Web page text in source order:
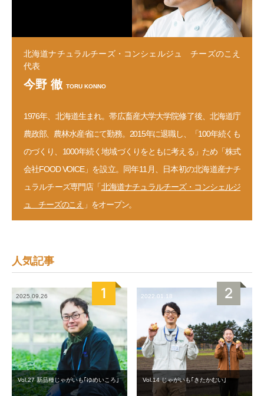
北海道ナチュラルチーズ・コンシェルジュ チーズのこえ
代表
今野 徹 TORU KONNO
1976年、北海道生まれ。帯広畜産大学大学院修了後、北海道庁
農政部、農林水産省にて勤務。2015年に退職し、「100年続くも
のづくり、1000年続く地域づくりをともに考える」ため「株式
会社FOOD VOICE」を設立。同年11月、日本初の北海道産ナチ
ュラルチーズ専門店「北海道ナチュラルチーズ・コンシェルジ
ュ チーズのこえ 」をオープン。
人気記事
2025.09.26
Vol.27 新品種じゃがいも｢ゆめいころ｣
2022.01.18
Vol.14 じゃがいも｢きたかむい｣